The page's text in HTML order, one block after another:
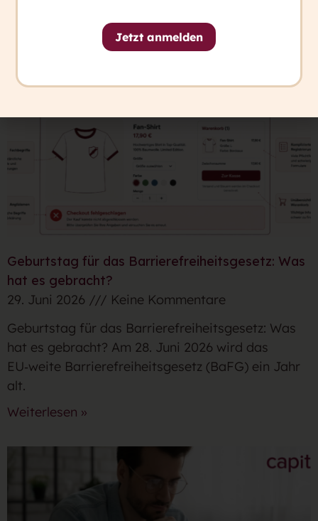
Diese Beiträge könnten dich auch
Geburtstag für das Barrierefreiheitsgesetz: Was
hat es gebracht?
29. Juni 2026
Keine Kommentare
Geburtstag für das Barrierefreiheitsgesetz: Was
hat es gebracht? Am 28. Juni 2026 wird das
EU‑weite Barrierefreiheitsgesetz (BaFG) ein Jahr
alt.
Weiterlesen »
Jetzt anmelden